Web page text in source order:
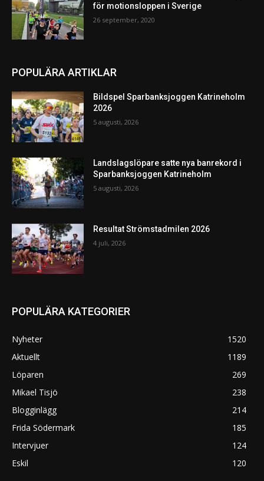
för motionsloppen i Sverige
26 september, 2020
POPULÄRA ARTIKLAR
Bildspel Sparbanksjoggen Katrineholm
2026
5 augusti, 2026
Landslagslöpare satte nya banrekord i
Sparbanksjoggen Katrineholm
5 augusti, 2026
Resultat Strömstadmilen 2026
4 juli, 2026
POPULÄRA KATEGORIER
Nyheter
1520
Aktuellt
1189
Löparen
269
Mikael Tisjö
238
Blogginlägg
214
Frida Södermark
185
Intervjuer
124
Eskil
120